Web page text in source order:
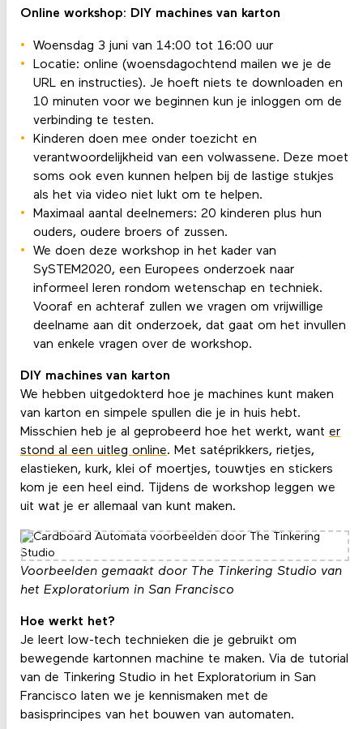
Online workshop: DIY machines van karton
Woensdag 3 juni van 14:00 tot 16:00 uur
Locatie: online (woensdagochtend mailen we je de
URL en instructies). Je hoeft niets te downloaden en
10 minuten voor we beginnen kun je inloggen om de
verbinding te testen.
Kinderen doen mee onder toezicht en
verantwoordelijkheid van een volwassene. Deze moet
soms ook even kunnen helpen bij de lastige stukjes
als het via video niet lukt om te helpen.
Maximaal aantal deelnemers: 20 kinderen plus hun
ouders, oudere broers of zussen.
We doen deze workshop in het kader van
SySTEM2020, een Europees onderzoek naar
informeel leren rondom wetenschap en techniek.
Vooraf en achteraf zullen we vragen om vrijwillige
deelname aan dit onderzoek, dat gaat om het invullen
van enkele vragen over de workshop.
DIY machines van karton
We hebben uitgedokterd hoe je machines kunt maken
van karton en simpele spullen die je in huis hebt.
Misschien heb je al geprobeerd hoe het werkt, want er
stond al een uitleg online. Met satéprikkers, rietjes,
elastieken, kurk, klei of moertjes, touwtjes en stickers
kom je een heel eind. Tijdens de workshop leggen we
uit wat je er allemaal van kunt maken.
Voorbeelden gemaakt door The Tinkering Studio van
het Exploratorium in San Francisco
Hoe werkt het?
Je leert low-tech technieken die je gebruikt om
bewegende kartonnen machine te maken. Via de tutorial
van de Tinkering Studio in het Exploratorium in San
Francisco laten we je kennismaken met de
basisprincipes van het bouwen van automaten.